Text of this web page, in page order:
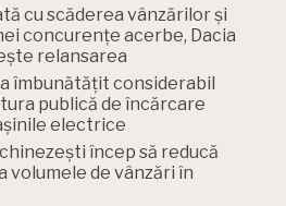
cu scăderea vânzărilor și
concurențe acerbe, Dacia
relansarea
îmbunătățit considerabil
publică de încărcare
electrice
încep să reducă
volumele de vânzări în